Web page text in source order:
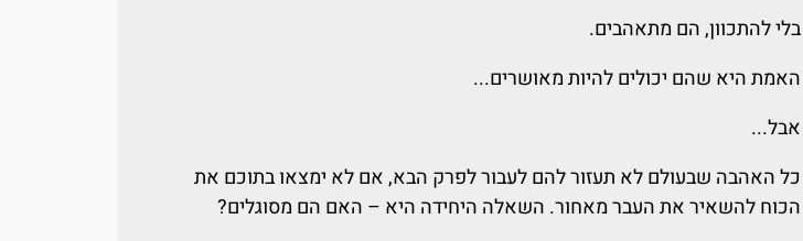
בלי להתכוון, הם מתאהבים.
האמת היא שהם יכולים להיות מאושרים...
אבל...
כל האהבה שבעולם לא תעזור להם לעבור לפרק הבא, אם לא ימצאו בתוכם את
הכוח להשאיר את העבר מאחור. השאלה היחידה היא – האם הם מסוגלים?